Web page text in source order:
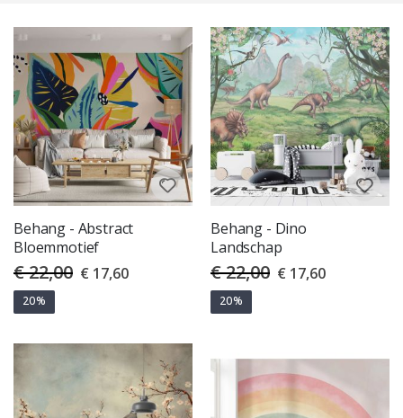
Behang - Abstract
Bloemmotief
€ 22,00 Special
Price
€ 17,60
20%
Behang - Dino
Landschap
€ 22,00 Special
Price
€ 17,60
20%